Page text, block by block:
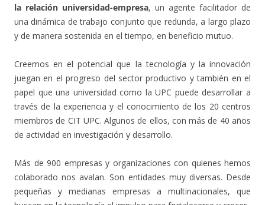
la relación universidad-empresa, un agente facilitador de
una dinámica de trabajo conjunto que redunda, a largo plazo
y de manera sostenida en el tiempo, en beneficio mutuo.
Creemos en el potencial que la tecnología y la innovación
juegan en el progreso del sector productivo y también en el
papel que una universidad como la UPC puede desarrollar a
través de la experiencia y el conocimiento de los 20 centros
miembros de CIT UPC. Algunos de ellos, con más de 40 años
de actividad en investigación y desarrollo.
Más de 900 empresas y organizaciones con quienes hemos
colaborado nos avalan. Son entidades muy diversas. Desde
pequeñas y medianas empresas a multinacionales, que